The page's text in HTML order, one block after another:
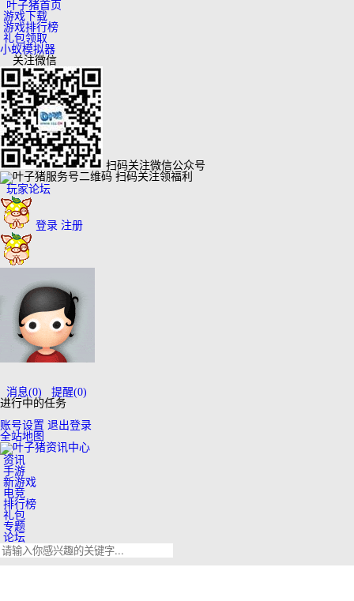
叶子猪首页
游戏下载
游戏排行榜
礼包领取
小蚁模拟器
关注微信
扫码关注微信公众号
扫码关注领福利
玩家论坛
登录 注册
消息(0) 提醒(0)
进行中的任务
账号设置 退出登录
全站地图
资讯
手游
新游戏
电竞
排行榜
礼包
专题
论坛